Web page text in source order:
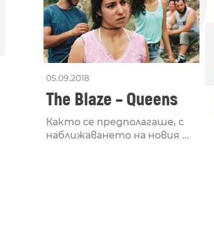
05.09.2018
The Blaze – Queens
Както се предполагаше, с
наближаването на новия ...